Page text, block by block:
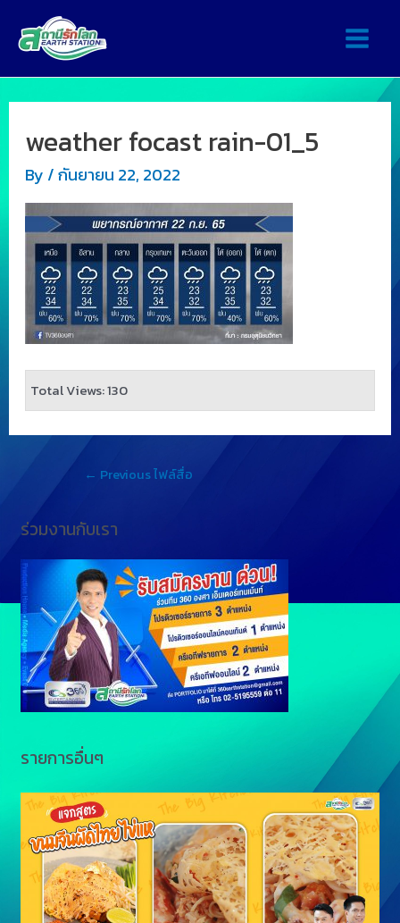
weather focast rain-01_5
By /กันยายน 22, 2022
Total Views: 130
← Previous ไฟล์สื่อ
ร่วมงานกับเรา
รายการอื่นๆ